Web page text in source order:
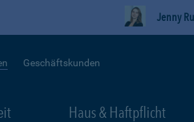
Jenny
Geschäftskunden
Haus & Haftpflicht